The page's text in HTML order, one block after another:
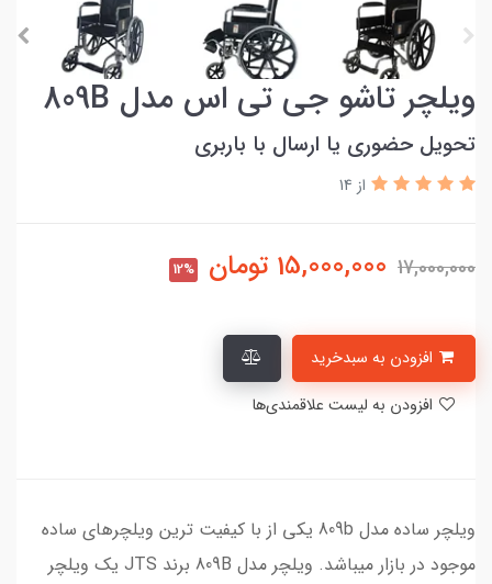
ویلچر تاشو جی تی اس مدل 809B
تحویل حضوری یا ارسال با باربری
از 14
17,000,000
15,000,000 تومان 12%
ویلچر ساده مدل 809b یکی از با کیفیت ترین ویلچرهای ساده
موجود در بازار میباشد. ویلچر مدل 809B برند JTS یک ویلچر